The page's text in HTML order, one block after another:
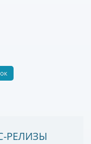
РЕЛИЗЫ